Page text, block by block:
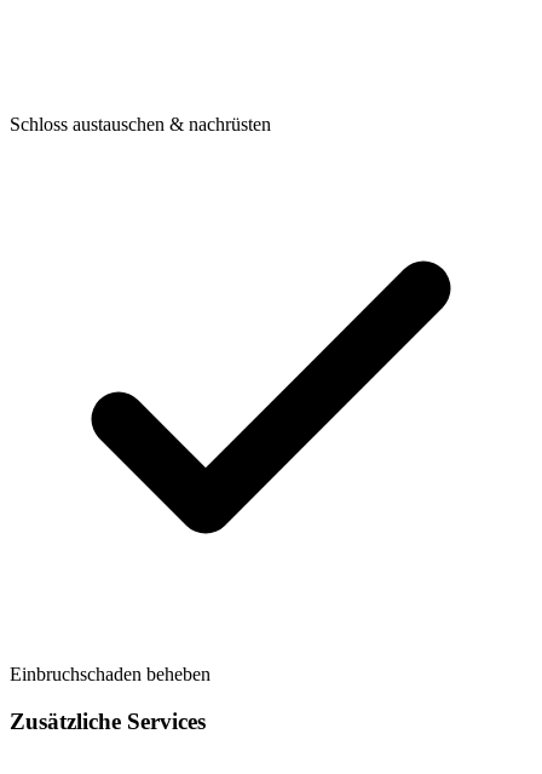
Schloss austauschen & nachrüsten
Einbruchschaden beheben
Zusätzliche Services